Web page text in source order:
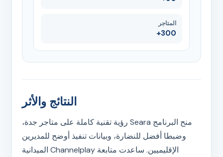
المتاجر
300+
النتائج والأثر
منح البرنامج Seara رؤية تقنية كاملة على متاجر جدة،
وضبطا أفضل للنضارة، وبيانات تنفيذ أوضح للمديرين
الإقليميين. ساعدت متابعة Channelplay الميدانية